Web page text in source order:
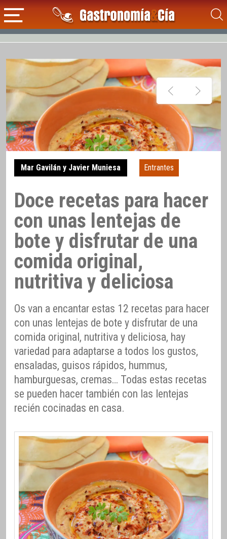
Mar Gavilán y Javier Muniesa Entrantes
Doce recetas para hacer
con unas lentejas de
bote y disfrutar de una
comida original,
nutritiva y deliciosa
Os van a encantar estas 12 recetas para hacer
con unas lentejas de bote y disfrutar de una
comida original, nutritiva y deliciosa, hay
variedad para adaptarse a todos los gustos,
ensaladas, guisos rápidos, hummus,
hamburguesas, cremas… Todas estas recetas
se pueden hacer también con las lentejas
recién cocinadas en casa.